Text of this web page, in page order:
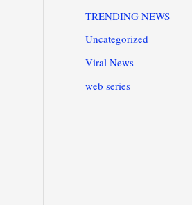
TRENDING NEWS
Uncategorized
Viral News
web series